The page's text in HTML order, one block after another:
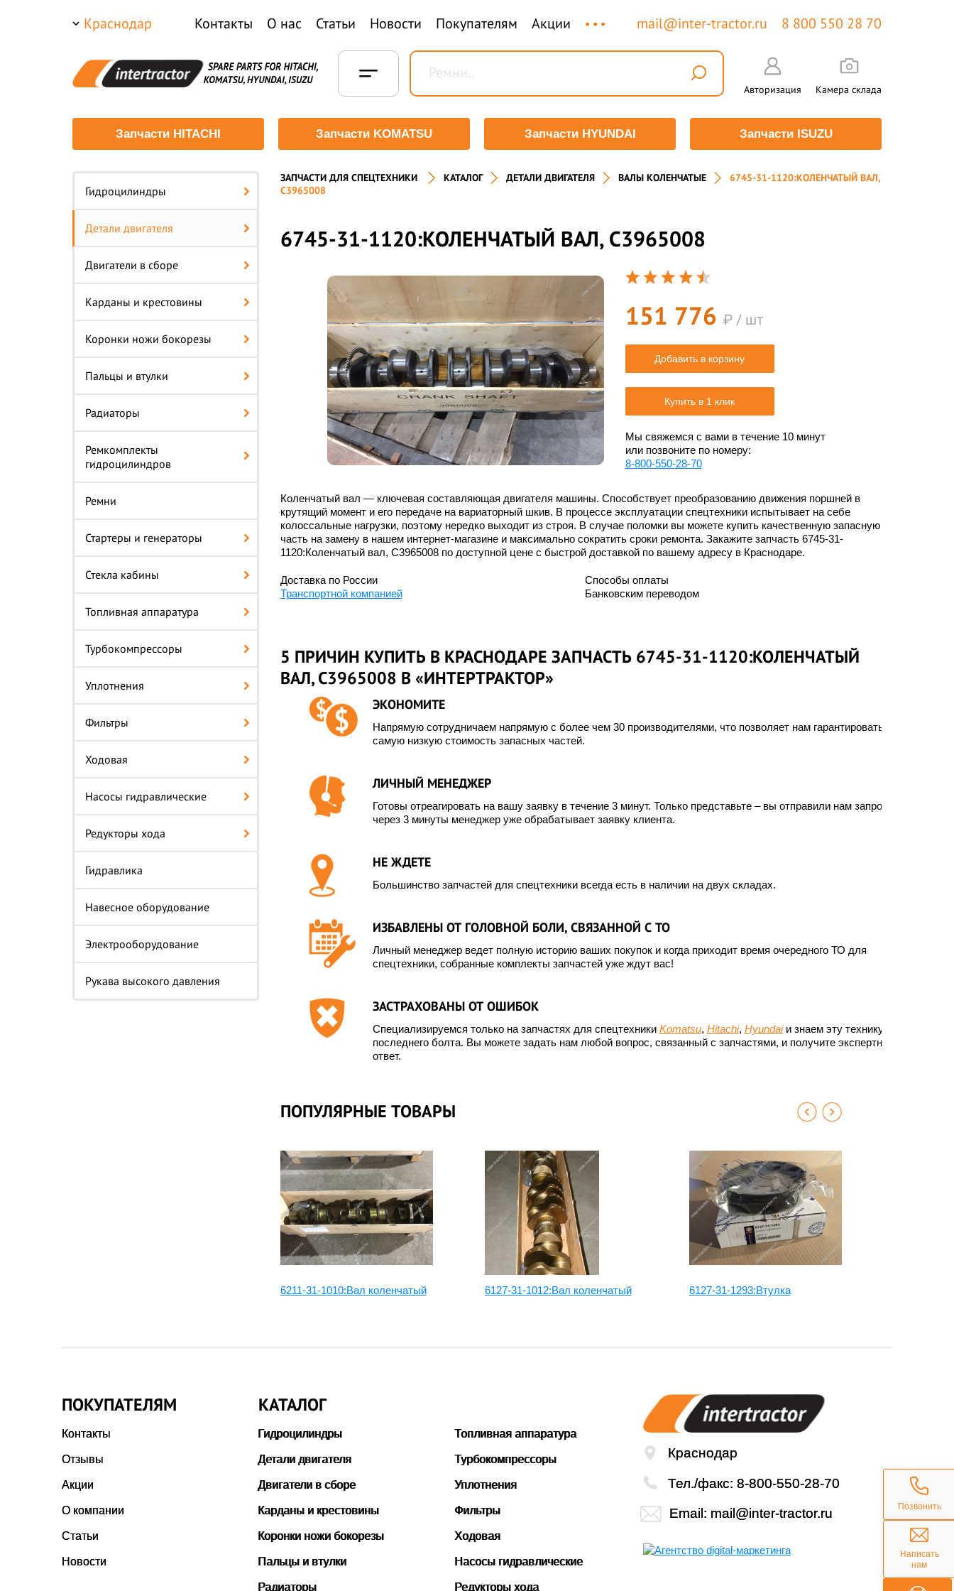
Краснодар Контакты О нас Статьи Новости Покупателям Акции ... mail@inter-tractor.ru 8 800 550 28 70
Авторизация Камера склада
Запчасти HITACHI Запчасти KOMATSU Запчасти HYUNDAI Запчасти ISUZU
Гидроцилиндры
Детали двигателя
Двигатели в сборе
Карданы и крестовины
Коронки ножи бокорезы
Пальцы и втулки
Радиаторы
Ремкомплекты
гидроцилиндров
Ремни
Стартеры и генераторы
Стекла кабины
Топливная аппаратура
Турбокомпрессоры
Уплотнения
Фильтры
Ходовая
Насосы гидравлические
Редукторы хода
Гидравлика
Навесное оборудование
Электрооборудование
Рукава высокого давления
ЗАПЧАСТИ ДЛЯ СПЕЦТЕХНИКИ КАТАЛОГ ДЕТАЛИ ДВИГАТЕЛЯ ВАЛЫ КОЛЕНЧАТЫЕ
6745-31-1120:КОЛЕНЧАТЫЙ ВАЛ,
C3965008
6745-31-1120:КОЛЕНЧАТЫЙ ВАЛ, C3965008
151 776 ₽ / шт
Добавить в корзину
Купить в 1 клик
Мы свяжемся с вами в течение 10 минут
или позвоните по номеру:
8-800-550-28-70
Коленчатый вал — ключевая составляющая двигателя машины. Способствует преобразованию движения поршней в
крутящий момент и его передаче на вариаторный шкив. В процессе эксплуатации спецтехники испытывает на себе
колоссальные нагрузки, поэтому нередко выходит из строя. В случае поломки вы можете купить качественную запасную
часть на замену в нашем интернет-магазине и максимально сократить сроки ремонта. Закажите запчасть 6745-31-
1120:Коленчатый вал, C3965008 по доступной цене с быстрой доставкой по вашему адресу в Краснодаре.
Доставка по России
Транспортной компанией
Способы оплаты
Банковским переводом
5 ПРИЧИН КУПИТЬ В КРАСНОДАРЕ ЗАПЧАСТЬ 6745-31-1120:КОЛЕНЧАТЫЙ
ВАЛ, C3965008 В «ИНТЕРТРАКТОР»
ЭКОНОМИТЕ
Напрямую сотрудничаем напрямую с более чем 30 производителями, что позволяет нам гарантировать
самую низкую стоимость запасных частей.
ЛИЧНЫЙ МЕНЕДЖЕР
Готовы отреагировать на вашу заявку в течение 3 минут. Только представьте – вы отправили нам запрос, а
через 3 минуты менеджер уже обрабатывает заявку клиента.
НЕ ЖДЕТЕ
Большинство запчастей для спецтехники всегда есть в наличии на двух складах.
ИЗБАВЛЕНЫ ОТ ГОЛОВНОЙ БОЛИ, СВЯЗАННОЙ С ТО
Личный менеджер ведет полную историю ваших покупок и когда приходит время очередного ТО для
спецтехники, собранные комплекты запчастей уже ждут вас!
ЗАСТРАХОВАНЫ ОТ ОШИБОК
Специализируемся только на запчастях для спецтехники Komatsu, Hitachi, Hyundaiи знаем эту технику до
последнего болта. Вы можете задать нам любой вопрос, связанный с запчастями, и получите экспертный
ответ.
ПОПУЛЯРНЫЕ ТОВАРЫ
6211-31-1010:Вал коленчатый 6127-31-1012:Вал коленчатый 6127-31-1293:Втулка
ПОКУПАТЕЛЯМ
Контакты
Отзывы
Акции
О компании
Статьи
Новости
КАТАЛОГ
Гидроцилиндры
Детали двигателя
Двигатели в сборе
Карданы и крестовины
Коронки ножи бокорезы
Пальцы и втулки
Радиаторы
Топливная аппаратура
Турбокомпрессоры
Уплотнения
Фильтры
Ходовая
Насосы гидравлические
Редукторы хода
Краснодар
Тел./факс: 8-800-550-28-70
Email: mail@inter-tractor.ru Позвонить
Написать
нам